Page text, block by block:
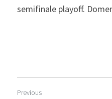
semifinale playoff.
Previous